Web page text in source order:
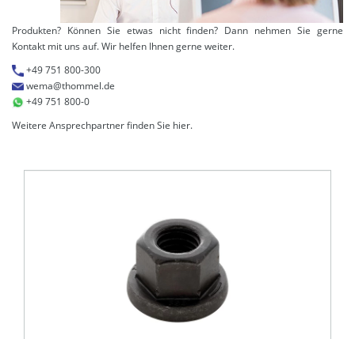
Produkten? Können Sie etwas nicht finden? Dann nehmen Sie gerne
Kontakt mit uns auf. Wir helfen Ihnen gerne weiter.
+49 751 800-300
wema@thommel.de
+49 751 800-0
Weitere Ansprechpartner finden Sie hier.